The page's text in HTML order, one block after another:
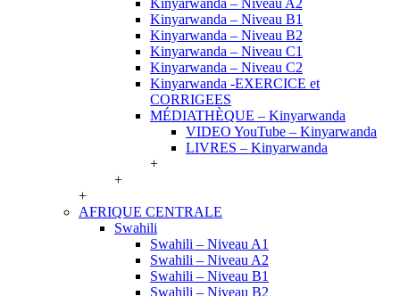
Kinyarwanda – Niveau A2
Kinyarwanda – Niveau B1
Kinyarwanda – Niveau B2
Kinyarwanda – Niveau C1
Kinyarwanda – Niveau C2
Kinyarwanda -EXERCICE et
CORRIGEES
MÉDIATHÈQUE – Kinyarwanda
VIDEO YouTube – Kinyarwanda
LIVRES – Kinyarwanda
+
+
+
AFRIQUE CENTRALE
Swahili
Swahili – Niveau A1
Swahili – Niveau A2
Swahili – Niveau B1
Swahili – Niveau B2